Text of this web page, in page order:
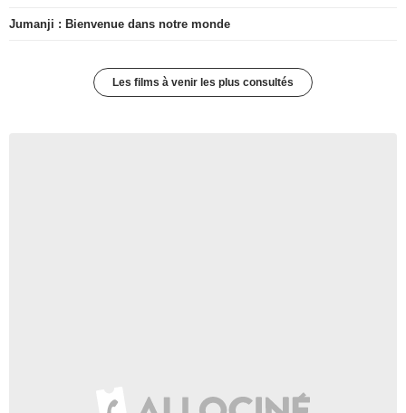
Jumanji : Bienvenue dans notre monde
Les films à venir les plus consultés